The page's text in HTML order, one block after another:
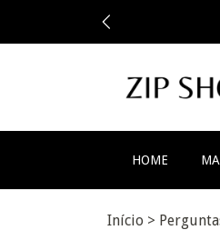
HOME
Início >